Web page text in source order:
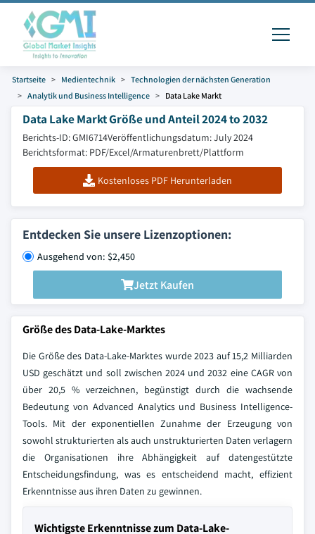
Startseite Medientechnik
Technologien der nächsten Generation
Analytik und Business Intelligence
Data Lake Markt
Data Lake Markt Größe und Anteil 2024 to 2032
Berichts-ID: GMI6714Veröffentlichungsdatum: July 2024
Berichtsformat: PDF/Excel/Armaturenbrett/Plattform
Kostenloses PDF Herunterladen
Entdecken Sie unsere Lizenzoptionen:
Ausgehend von: $2,450
Jetzt Kaufen
Größe des Data-Lake-Marktes
Die Größe des Data-Lake-Marktes wurde 2023 auf 15,2 Milliarden
USD geschätzt und soll zwischen 2024 und 2032 eine CAGR von
über 20,5 % verzeichnen, begünstigt durch die wachsende
Bedeutung von Advanced Analytics und Business Intelligence-
Tools. Mit der exponentiellen Zunahme der Erzeugung von
sowohl strukturierten als auch unstrukturierten Daten verlagern
die Organisationen ihre Abhängigkeit auf datengestützte
Entscheidungsfindung, was es entscheidend macht, effizient
Erkenntnisse aus ihren Daten zu gewinnen.
Wichtigste Erkenntnisse zum Data-Lake-